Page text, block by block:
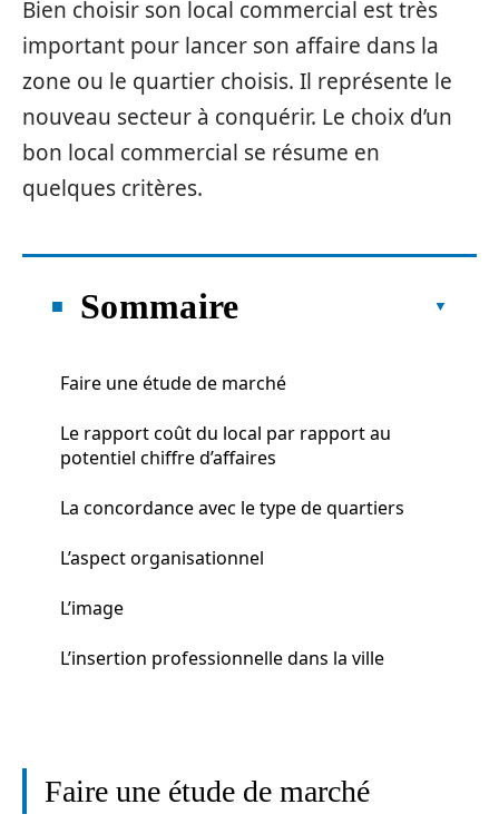
Bien choisir son local commercial est très
important pour lancer son affaire dans la
zone ou le quartier choisis. Il représente le
nouveau secteur à conquérir. Le choix d’un
bon local commercial se résume en
quelques critères.
Sommaire
Faire une étude de marché
Le rapport coût du local par rapport au
potentiel chiffre d’affaires
La concordance avec le type de quartiers
L’aspect organisationnel
L’image
L’insertion professionnelle dans la ville
Faire une étude de marché